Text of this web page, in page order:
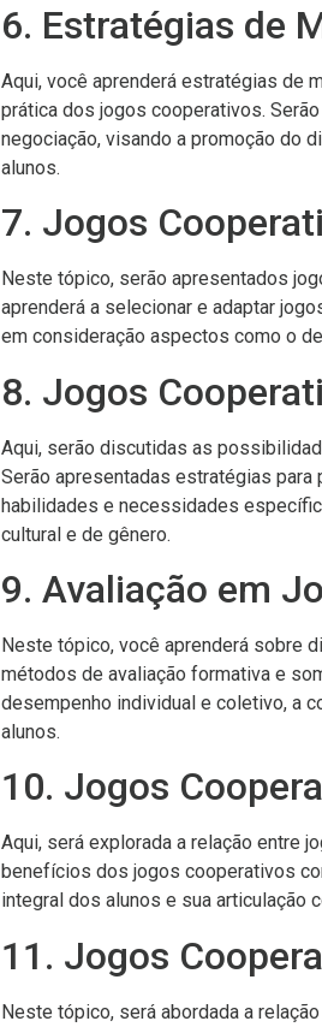
6. Estratégias de
Aqui, você aprenderá estratégias de
prática dos jogos cooperativos.
negociação, visando a promoção do
alunos.
7. Jogos
Neste tópico, serão apresentados
aprenderá a selecionar e adaptar
em consideração aspectos como o
8. Jogos
Aqui, serão discutidas as
Serão apresentadas estratégias
habilidades e necessidades
cultural e de gênero.
9. Avaliação em
Neste tópico, você aprenderá sobre
métodos de avaliação formativa e
desempenho individual e coletivo, a
alunos.
10. Jogos
Aqui, será explorada a relação entre
benefícios dos jogos cooperativos
integral dos alunos e sua articulação
11. Jogos
Neste tópico, será abordada a